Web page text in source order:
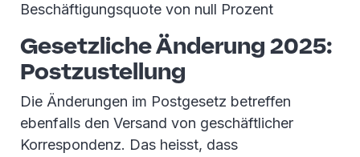
Beschäftigungsquote von null Prozent
Gesetzliche Änderung 2025:
Postzustellung
Die Änderungen im Postgesetz betreffen
ebenfalls den Versand von geschäftlicher
Korrespondenz. Das heisst, dass